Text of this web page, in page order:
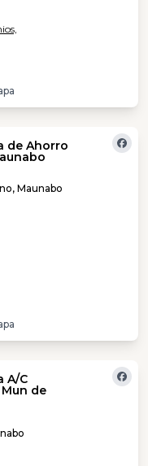
de Ahorro
Maunabo
A/C
de